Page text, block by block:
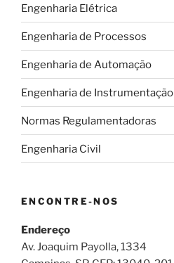
Engenharia Elétrica
Engenharia de Processos
Engenharia de Automação
Engenharia de Instrumentação
Normas Regulamentadoras
Engenharia Civil
ENCONTRE-NOS
Endereço
Av. Joaquim Payolla, 1334